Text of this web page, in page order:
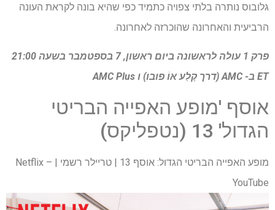
גלובוס נותרה בלתי צפויה כתמיד כפי שהיא בונה לקראת העונה
הרביעית והאחרונה שהוכרזה לאחרונה.
פרק 1 עולה לראשונה ביום ראשון, 7 בספטמבר בשעה 21:00
ET ב- AMC (דרך
קֶלַעאוֹ פובו) ו AMC Plus
אוסף 'מופע האפייה הבריטי
הגדול' 13 (נטפליקס)
מופע האפייה הבריטי הגדול: אוסף 13 | טריילר רשמי | Netflix –
YouTube